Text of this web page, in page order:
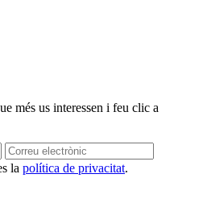
més us interessen i feu clic a
la política de privacitat.